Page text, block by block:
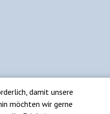
damit unsere
möchten wir gerne